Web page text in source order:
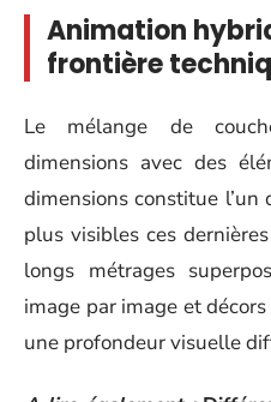
Animation
frontière
Le mélange de
dimensions avec des
dimensions constitue
plus visibles ces
longs métrages
image par image et
une profondeur visuelle